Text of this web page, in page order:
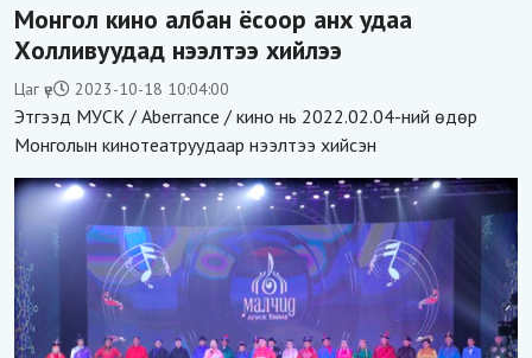
Монгол кино албан ёсоор анх удаа
Холливуудад нээлтээ хийлээ
Цаг үе 2023-10-18 10:04:00
Этгээд МУСК / Aberrance / кино нь 2022.02.04-ний өдөр
Монголын кинотеатруудаар нээлтээ хийсэн